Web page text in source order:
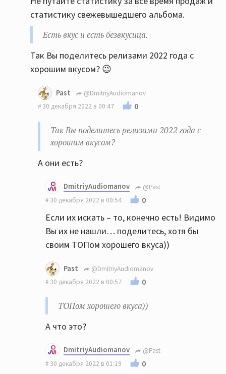
статистику свежевышедшего альбома.
Есть вкус и есть безвкусица.
Так Вы поделитесь релизами 2022 года с
хорошим вкусом? 😉
Past
@DmitriyAudiomanov
30 декабря 2022 в 00:47
0
Так Вы поделитесь релизами 2022 года с
хорошим вкусом?
А они есть?
DmitriyAudiomanov
@Past
30 декабря 2022 в 00:54
0
Если их искать – то, конечно есть! Видимо
Вы их не нашли… поделитесь, хотя бы
своим ТОПом хорошего вкуса))
Past
@DmitriyAudiomanov
30 декабря 2022 в 00:57
0
ТОПом хорошего вкуса))
А что это?
DmitriyAudiomanov
@Past
30 декабря 2022 в 01:19
0